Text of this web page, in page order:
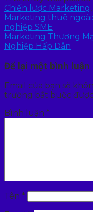
Chiến lược Marketing,
Marketing thuê
nghiệp SME
Marketing Thương
Nghiệp Hấp Dẫn
Để lại một bình luận
Email của bạn sẽ
trường bắt buộc
Bình luận *
Tên *